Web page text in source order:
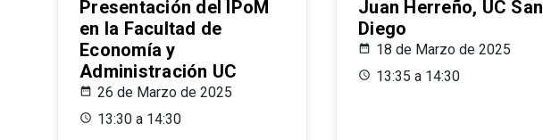
Presentación del IPoM
en la Facultad de
Economía y
Administración UC
26 de Marzo de 2025
13:30 a 14:30
Juan Herreño, UC San
Diego
18 de Marzo de 2025
13:35 a 14:30